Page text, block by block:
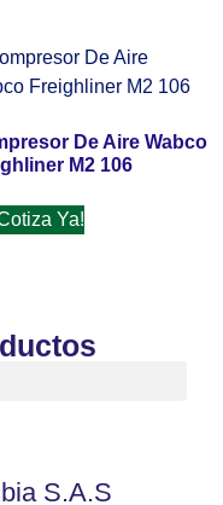
De Aire Wabco
M2 106
Ya!
S.A.S